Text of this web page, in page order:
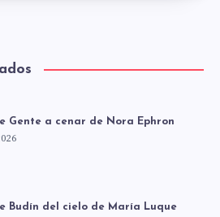
Gente a cenar de Nora Ephron
Budín del cielo de María Luque